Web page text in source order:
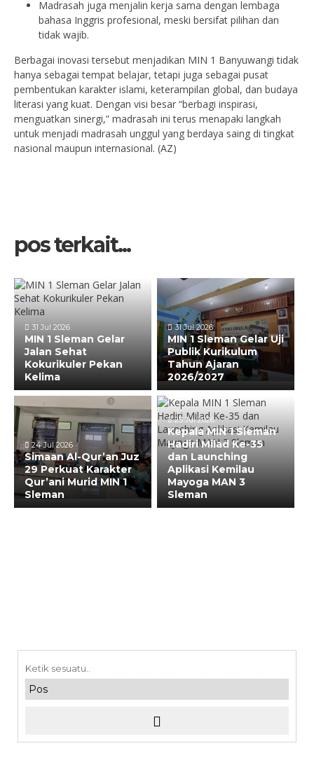
Madrasah juga menjalin kerja sama dengan lembaga
bahasa Inggris profesional, meski bersifat pilihan dan
tidak wajib.
Berbagai inovasi tersebut menjadikan MIN 1 Banyuwangi tidak
hanya sebagai tempat belajar, tetapi juga sebagai pusat
pembentukan karakter islami, keterampilan global, dan budaya
literasi yang kuat. Dengan visi besar “berbagi inspirasi,
menguatkan sinergi,” madrasah ini terus menapaki langkah
untuk menjadi madrasah unggul yang berdaya saing di tingkat
nasional maupun internasional. (AZ)
pos terkait...
31 Jul 2026
MIN 1 Sleman Gelar
Jalan Sehat
Kokurikuler Pekan
Kelima
31 Jul 2026
MIN 1 Sleman Gelar Uji
Publik Kurikulum
Tahun Ajaran
2026/2027
24 Jul 2026
Simaan Al-Qur’an Juz
29 Perkuat Karakter
Qur’ani Murid MIN 1
Sleman
23 Jul 2026
Kepala MIN 1 Sleman
Hadiri Milad Ke-35
dan Launching
Aplikasi Kemilau
Mayoga MAN 3
Sleman